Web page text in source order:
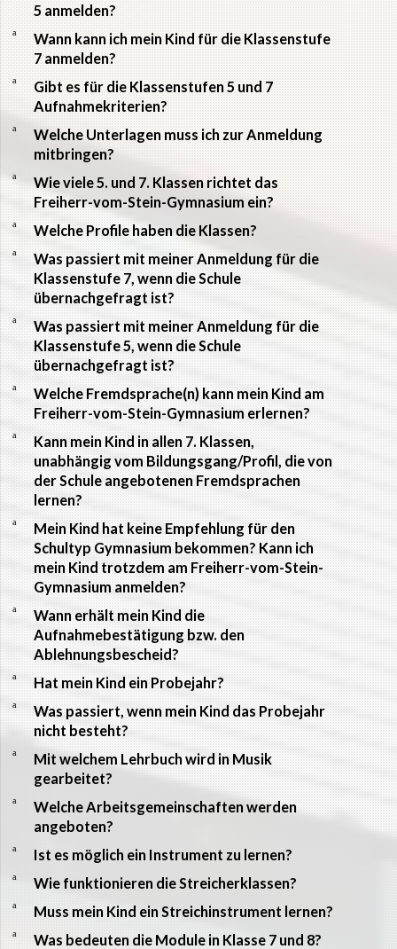
5 anmelden?
a
Wann kann ich mein Kind für die Klassenstufe
7 anmelden?
a
Gibt es für die Klassenstufen 5 und 7
Aufnahmekriterien?
a
Welche Unterlagen muss ich zur Anmeldung
mitbringen?
a
Wie viele 5. und 7. Klassen richtet das
Freiherr-vom-Stein-Gymnasium ein?
a Welche Profile haben die Klassen?
a
Was passiert mit meiner Anmeldung für die
Klassenstufe 7, wenn die Schule
übernachgefragt ist?
a
Was passiert mit meiner Anmeldung für die
Klassenstufe 5, wenn die Schule
übernachgefragt ist?
a
Welche Fremdsprache(n) kann mein Kind am
Freiherr-vom-Stein-Gymnasium erlernen?
a
Kann mein Kind in allen 7. Klassen,
unabhängig vom Bildungsgang/Profil, die von
der Schule angebotenen Fremdsprachen
lernen?
a
Mein Kind hat keine Empfehlung für den
Schultyp Gymnasium bekommen? Kann ich
mein Kind trotzdem am Freiherr-vom-Stein-
Gymnasium anmelden?
a
Wann erhält mein Kind die
Aufnahmebestätigung bzw. den
Ablehnungsbescheid?
a Hat mein Kind ein Probejahr?
a
Was passiert, wenn mein Kind das Probejahr
nicht besteht?
a
Mit welchem Lehrbuch wird in Musik
gearbeitet?
a
Welche Arbeitsgemeinschaften werden
angeboten?
a Ist es möglich ein Instrument zu lernen?
a Wie funktionieren die Streicherklassen?
a Muss mein Kind ein Streichinstrument lernen?
a Was bedeuten die Module in Klasse 7 und 8?